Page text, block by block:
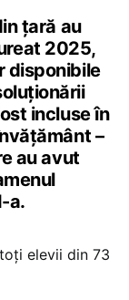
țară au
2025,
disponibile
incluse în
–
au avut
a.
elevii din 73